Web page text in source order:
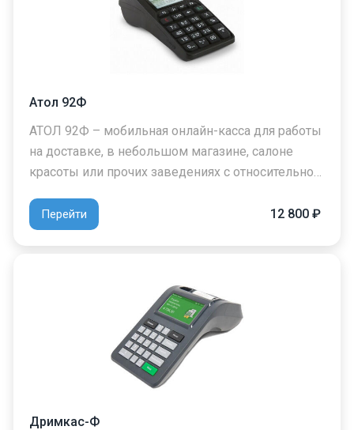
Атол 92Ф
АТОЛ 92Ф – мобильная онлайн-касса для работы
на доставке, в небольшом магазине, салоне
красоты или прочих заведениях с относительно…
Перейти 12 800 ₽
Дримкас-Ф